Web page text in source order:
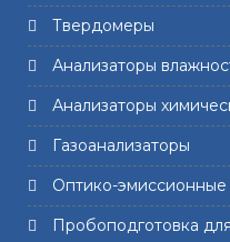
Твердомеры
Анализаторы
Анализаторы
Газоанализаторы
Оптико-
Пробоподготовка